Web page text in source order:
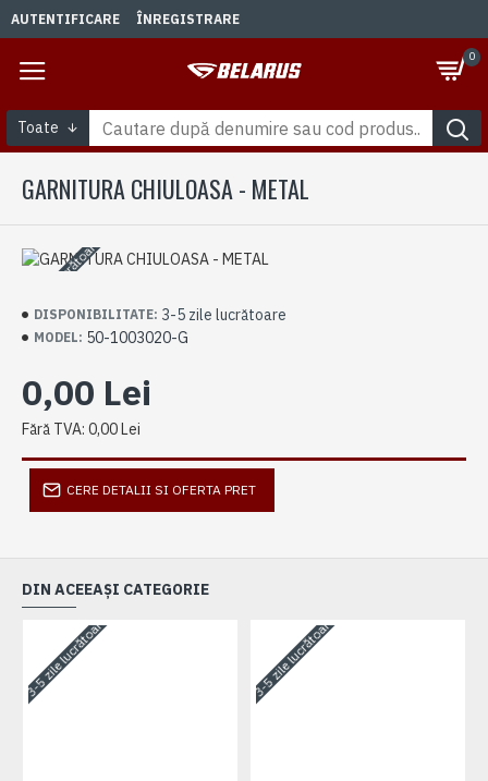
AUTENTIFICARE ÎNREGISTRARE
0
Toate
GARNITURA CHIULOASA - METAL
3-5 zile lucrătoare
DISPONIBILITATE: 3-5 zile lucrătoare
MODEL: 50-1003020-G
0,00 Lei
Fără TVA: 0,00 Lei
CERE DETALII SI OFERTA PRET
DIN ACEEAȘI CATEGORIE
3-5 zile lucrătoare 3-5 zile lucrătoare